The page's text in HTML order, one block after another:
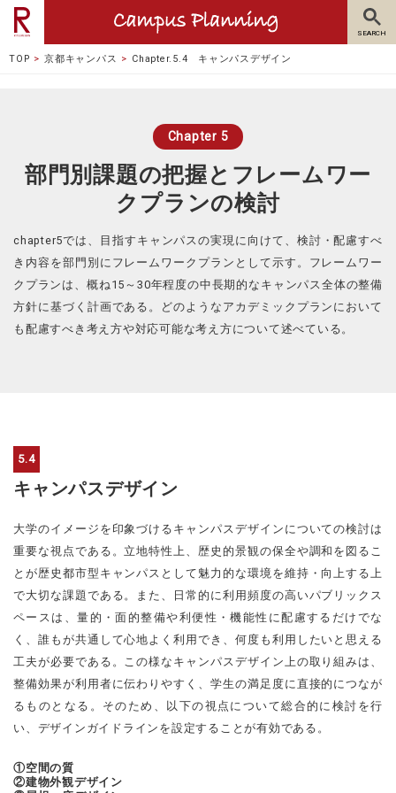
TOP 京都キャンパス Chapter.5.4 キャンパスデザイン
Chapter 5
部門別課題の把握とフレームワー
クプランの検討
chapter5では、目指すキャンパスの実現に向けて、検討・配慮すべ
き内容を部門別にフレームワークプランとして示す。フレームワー
クプランは、概ね15～30年程度の中長期的なキャンパス全体の整備
方針に基づく計画である。どのようなアカデミックプランにおいて
も配慮すべき考え方や対応可能な考え方について述べている。
5.4
キャンパスデザイン
大学のイメージを印象づけるキャンパスデザインについての検討は
重要な視点である。立地特性上、歴史的景観の保全や調和を図るこ
とが歴史都市型キャンパスとして魅力的な環境を維持・向上する上
で大切な課題である。また、日常的に利用頻度の高いパブリックス
ペースは、量的・面的整備や利便性・機能性に配慮するだけでな
く、誰もが共通して心地よく利用でき、何度も利用したいと思える
工夫が必要である。この様なキャンパスデザイン上の取り組みは、
整備効果が利用者に伝わりやすく、学生の満足度に直接的につなが
るものとなる。そのため、以下の視点について総合的に検討を行
い、デザインガイドラインを設定することが有効である。
①空間の質
②建物外観デザイン